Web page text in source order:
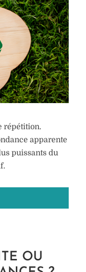
répétition.
apparente
puissants du
OU